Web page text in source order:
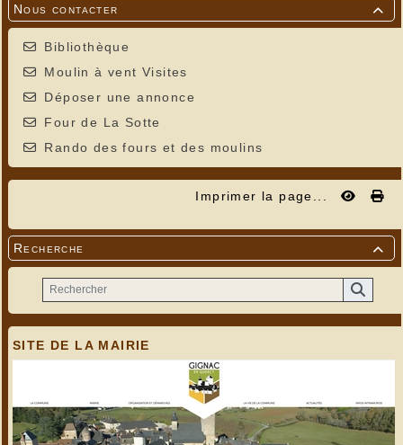

Nous contacter
Bibliothèque
Moulin à vent Visites
Déposer une annonce
Four de La Sotte
Rando des fours et des moulins
Imprimer la page...

Recherche
SITE DE LA MAIRIE